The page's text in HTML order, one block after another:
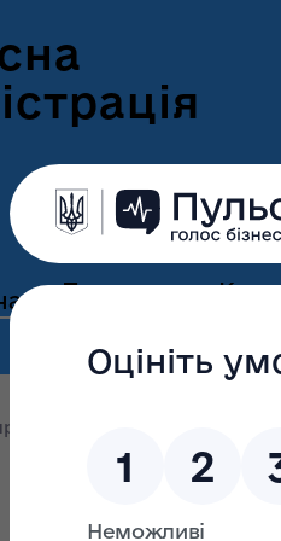
Пресцентр
Оголошення
Фотогалерея
Відеогалерея
Інформація
е-Ветеран
Інформація
ВПО
Подати е-